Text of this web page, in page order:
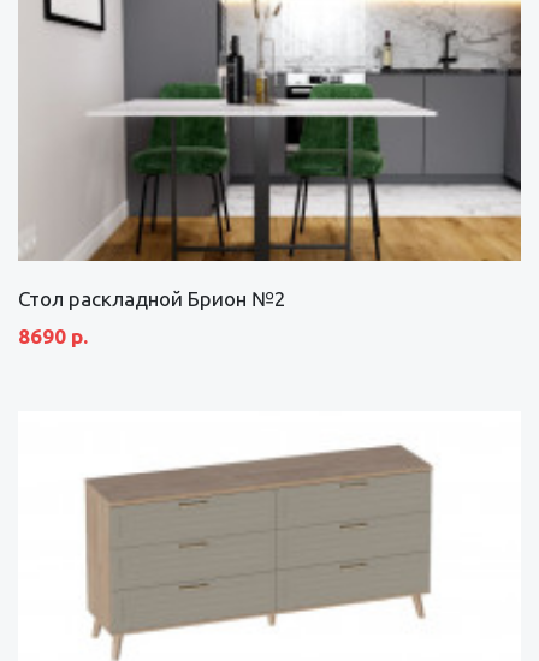
Стол раскладной Брион №2
8690 р.